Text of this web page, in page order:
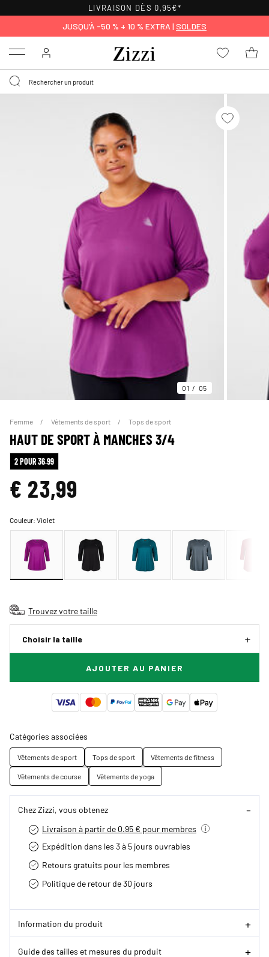
LIVRAISON DÈS 0,95€*
JUSQU’À -50 % + 10 % EXTRA | SOLDES
Menu
01 05
Femme Vêtements de sport Tops de sport
HAUT DE SPORT À MANCHES 3/4
2 POUR 36.99
€ 23,99
Couleur:Violet
Trouvez votre taille
Choisir la taille
AJOUTER AU PANIER
Catégories associées
Vêtements de sport Tops de sport
Vêtements de fitness
Vêtements de course
Vêtements de yoga
Chez Zizzi, vous obtenez
Livraison à partir de 0.95 € pour membres
Expédition dans les 3 à 5 jours ouvrables
Retours gratuits pour les membres
Politique de retour de 30 jours
Information du produit
Guide des tailles et mesures du produit